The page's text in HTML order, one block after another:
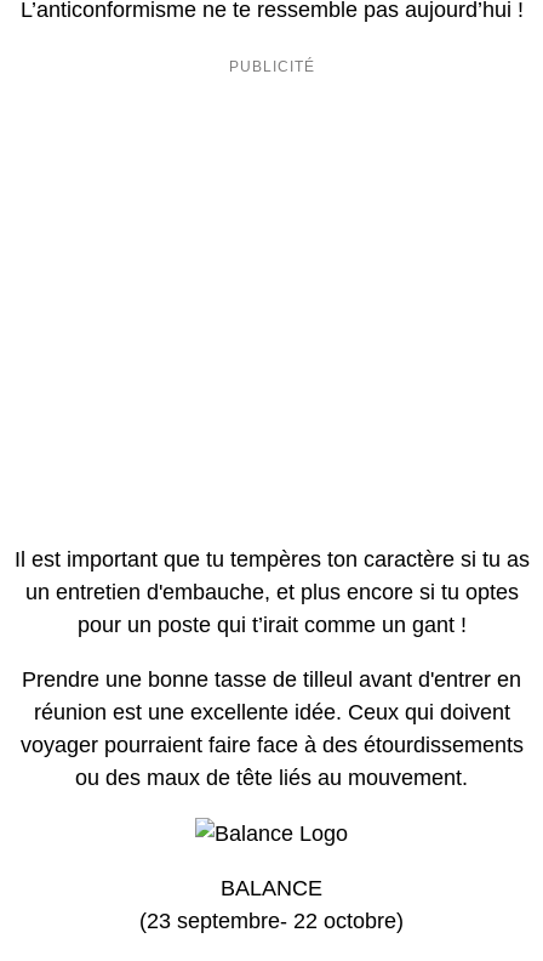
L’anticonformisme ne te ressemble pas aujourd’hui !
Il est important que tu tempères ton caractère si tu as
un entretien d'embauche, et plus encore si tu optes
pour un poste qui t’irait comme un gant !
Prendre une bonne tasse de tilleul avant d'entrer en
réunion est une excellente idée. Ceux qui doivent
voyager pourraient faire face à des étourdissements
ou des maux de tête liés au mouvement.
BALANCE
(23 septembre- 22 octobre)